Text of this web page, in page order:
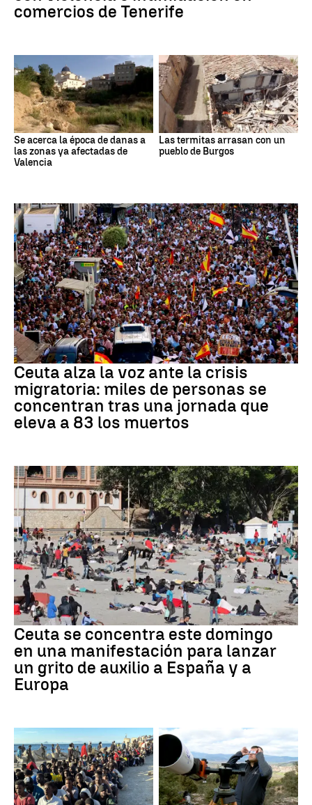
comercios de Tenerife
Se acerca la época de danas a
las zonas ya afectadas de
Valencia
Las termitas arrasan con un
pueblo de Burgos
CRISIS MIGRATORIA
Ceuta alza la voz ante la crisis
migratoria: miles de personas se
concentran tras una jornada que
eleva a 83 los muertos
Crisis migratoria
Ceuta se concentra este domingo
en una manifestación para lanzar
un grito de auxilio a España y a
Europa
Crisis de Ceuta Eclipse